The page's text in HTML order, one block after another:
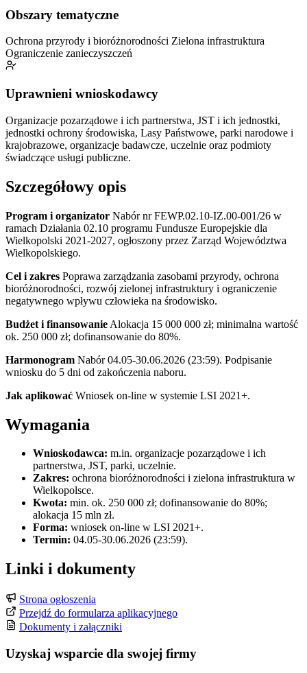
Obszary tematyczne
Ochrona przyrody i bioróżnorodności Zielona infrastruktura
Ograniczenie zanieczyszczeń
Uprawnieni wnioskodawcy
Organizacje pozarządowe i ich partnerstwa, JST i ich jednostki,
jednostki ochrony środowiska, Lasy Państwowe, parki narodowe i
krajobrazowe, organizacje badawcze, uczelnie oraz podmioty
świadczące usługi publiczne.
Szczegółowy opis
Program i organizator Nabór nr FEWP.02.10-IZ.00-001/26 w
ramach Działania 02.10 programu Fundusze Europejskie dla
Wielkopolski 2021-2027, ogłoszony przez Zarząd Województwa
Wielkopolskiego.
Cel i zakres Poprawa zarządzania zasobami przyrody, ochrona
bioróżnorodności, rozwój zielonej infrastruktury i ograniczenie
negatywnego wpływu człowieka na środowisko.
Budżet i finansowanie Alokacja 15 000 000 zł; minimalna wartość
ok. 250 000 zł; dofinansowanie do 80%.
Harmonogram Nabór 04.05-30.06.2026 (23:59). Podpisanie
wniosku do 5 dni od zakończenia naboru.
Jak aplikować Wniosek on-line w systemie LSI 2021+.
Wymagania
Wnioskodawca: m.in. organizacje pozarządowe i ich
partnerstwa, JST, parki, uczelnie.
Zakres: ochrona bioróżnorodności i zielona infrastruktura w
Wielkopolsce.
Kwota: min. ok. 250 000 zł; dofinansowanie do 80%;
alokacja 15 mln zł.
Forma: wniosek on-line w LSI 2021+.
Termin: 04.05-30.06.2026 (23:59).
Linki i dokumenty
Strona ogłoszenia
Przejdź do formularza aplikacyjnego
Dokumenty i załączniki
Uzyskaj wsparcie dla swojej firmy